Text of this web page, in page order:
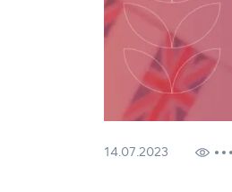
14.07.2023